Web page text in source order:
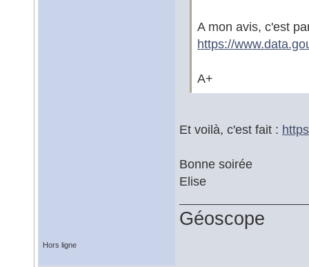
A mon avis, c'est
https://
A+
Et voilà, c'est fait :
Bonne soirée
Elise
Géoscope
Hors ligne